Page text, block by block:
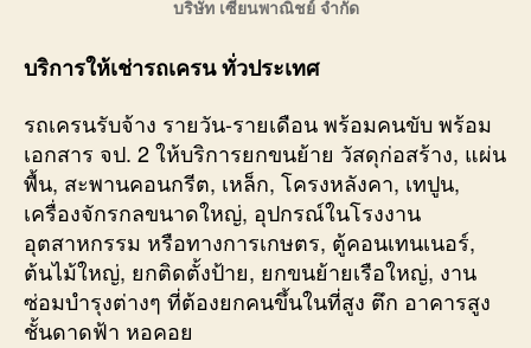
บริษัท เซียนพาณิชย์ จำกัด
บริการให้เช่ารถเครน ทั่วประเทศ
รถเครนรับจ้าง รายวัน-รายเดือน พร้อมคนขับ พร้อม
เอกสาร จป. 2 ให้บริการยกขนย้าย วัสดุก่อสร้าง, แผ่น
พื้น, สะพานคอนกรีต, เหล็ก, โครงหลังคา, เทปูน,
เครื่องจักรกลขนาดใหญ่, อุปกรณ์ในโรงงาน
อุตสาหกรรม หรือทางการเกษตร, ตู้คอนเทนเนอร์,
ต้นไม้ใหญ่, ยกติดตั้งป้าย, ยกขนย้ายเรือใหญ่, งาน
ซ่อมบำรุงต่างๆ ที่ต้องยกคนขึ้นในที่สูง ตึก อาคารสูง
ชั้นดาดฟ้า หอคอย